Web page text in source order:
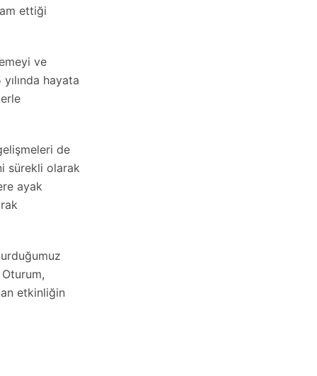
ettiği
ve
hayata
de
sürekli olarak
ayak
etkinliğin